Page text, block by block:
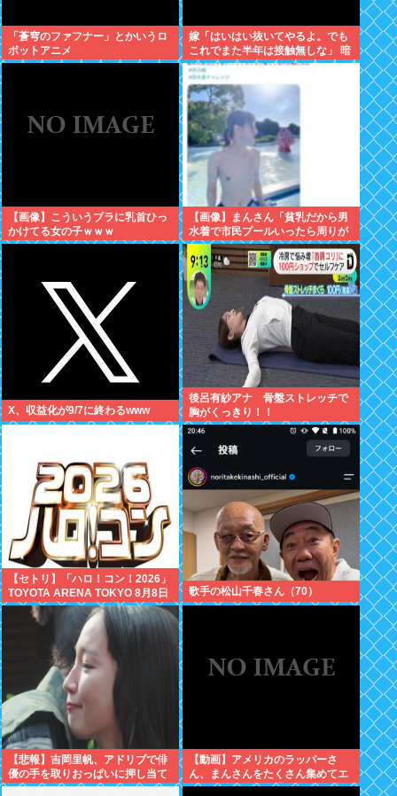
「蒼穹のファフナー」とかいうロ
ボットアニメ
嫁「はいはい抜いてやるよ。でも
これでまた半年は接触無しな」 暗
黙のこれツラ過ぎるだろ
【画像】こういうブラに乳首ひっ
かけてる女の子ｗｗｗ
【画像】まんさん「貧乳だから男
水着で市民プールいったら周りが
コソコソしだしてやばいwww」5
万いいね
X、収益化が9/7に終わるwww
後呂有紗アナ 骨盤ストレッチで
胸がくっきり！！
【セトリ】「ハロ！コン！2026」
TOYOTA ARENA TOKYO 8月8日
昼・夜公演セットリス
歌手の松山千春さん（70）
【悲報】吉岡里帆、アドリブで俳
優の手を取りおっぱいに押し当て
る
【動画】アメリカのラッパーさ
ん、まんさんをたくさん集めてエ
チエチダンスを全裸で踊るMVを撮